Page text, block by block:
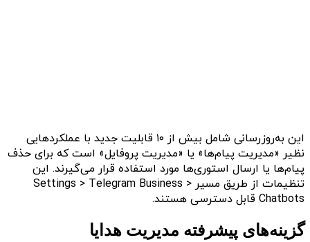
این به‌روزرسانی شامل بیش از ۱۰ قابلیت جدید با عملکردهایی
نظیر «مدیریت پیام‌ها» یا «مدیریت پروفایل» است که برای حذف
پیام‌ها یا ارسال استوری‌ها مورد استفاده قرار می‌گیرند. این
تنظیمات از طریق مسیر Settings > Telegram Business >
Chatbots قابل دسترسی هستند.
گزینه‌های پیشرفته مدیریت هدایا